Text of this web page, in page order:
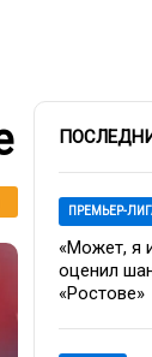
ПРЕМЬЕР-
«Может, я
оценил
«Ростове»